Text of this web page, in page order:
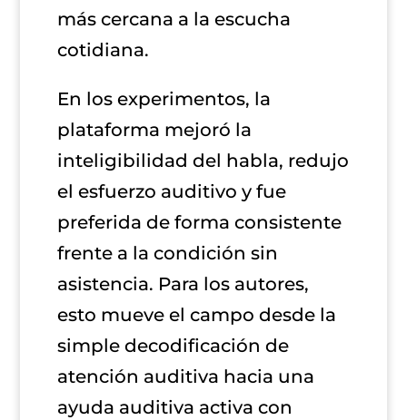
más cercana a la escucha
cotidiana.
En los experimentos, la
plataforma mejoró la
inteligibilidad del habla, redujo
el esfuerzo auditivo y fue
preferida de forma consistente
frente a la condición sin
asistencia. Para los autores,
esto mueve el campo desde la
simple decodificación de
atención auditiva hacia una
ayuda auditiva activa con